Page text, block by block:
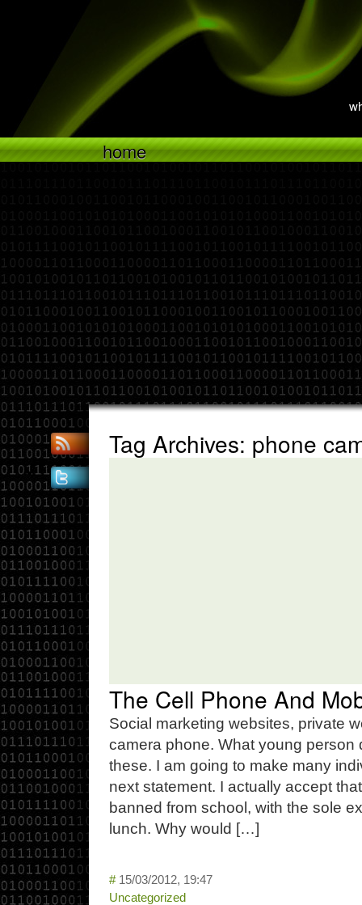
home
Tag Archives: phone
The Cell Phone And
Social marketing websites, private
camera phone. What young person
these. I am going to make many
next statement. I actually accept
banned from school, with the sole
lunch. Why would […]
# 15/03/2012, 19:47
Uncategorized